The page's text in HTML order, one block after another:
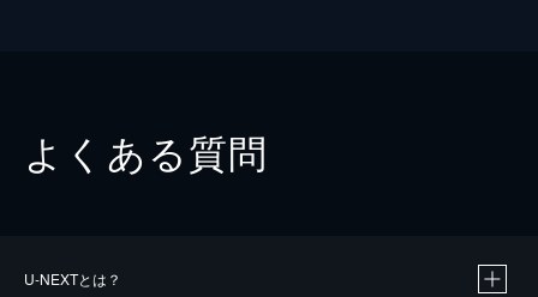
よくある質問
U-NEXTとは？